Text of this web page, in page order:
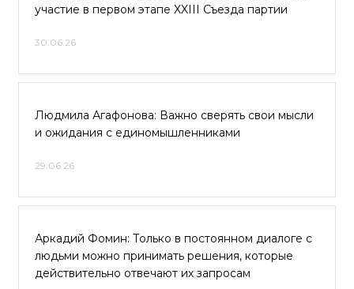
участие в первом этапе XXIII Съезда партии
30.06.26
Людмила Агафонова: Важно сверять свои мысли
и ожидания с единомышленниками
29.06.26
Аркадий Фомин: Только в постоянном диалоге с
людьми можно принимать решения, которые
действительно отвечают их запросам